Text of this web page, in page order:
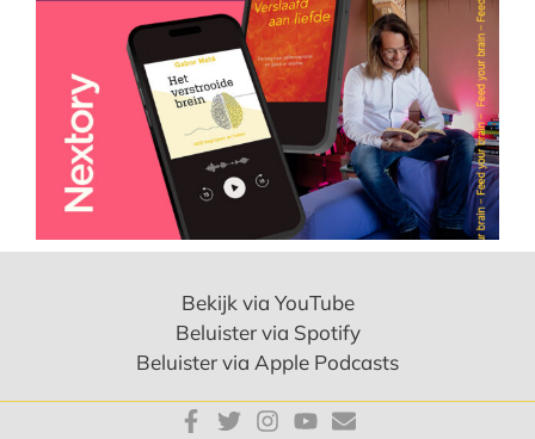
Bekijk via YouTube
Beluister via Spotify
Beluister via Apple Podcasts